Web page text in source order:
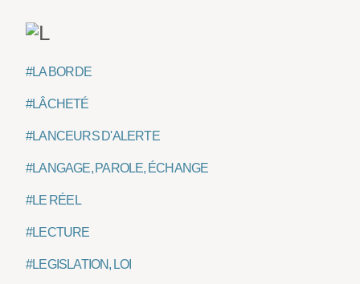
#LA BORDE
#LÂCHETÉ
#LANCEURS D'ALERTE
#LANGAGE, PAROLE, ÉCHANGE
#LE RÉEL
#LECTURE
#LEGISLATION, LOI